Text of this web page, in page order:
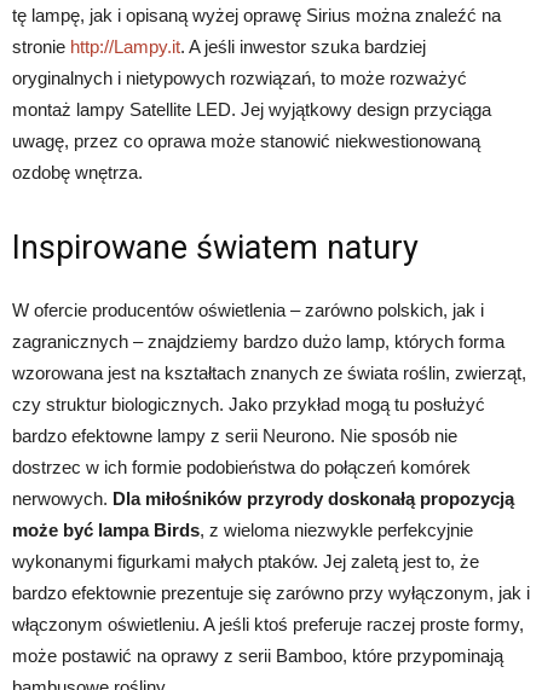
tę lampę, jak i opisaną wyżej oprawę Sirius można znaleźć na
stronie http://Lampy.it. A jeśli inwestor szuka bardziej
oryginalnych i nietypowych rozwiązań, to może rozważyć
montaż lampy Satellite LED. Jej wyjątkowy design przyciąga
uwagę, przez co oprawa może stanowić niekwestionowaną
ozdobę wnętrza.
Inspirowane światem natury
W ofercie producentów oświetlenia – zarówno polskich, jak i
zagranicznych – znajdziemy bardzo dużo lamp, których forma
wzorowana jest na kształtach znanych ze świata roślin, zwierząt,
czy struktur biologicznych. Jako przykład mogą tu posłużyć
bardzo efektowne lampy z serii Neurono. Nie sposób nie
dostrzec w ich formie podobieństwa do połączeń komórek
nerwowych. Dla miłośników przyrody doskonałą propozycją
może być lampa Birds, z wieloma niezwykle perfekcyjnie
wykonanymi figurkami małych ptaków. Jej zaletą jest to, że
bardzo efektownie prezentuje się zarówno przy wyłączonym, jak i
włączonym oświetleniu. A jeśli ktoś preferuje raczej proste formy,
może postawić na oprawy z serii Bamboo, które przypominają